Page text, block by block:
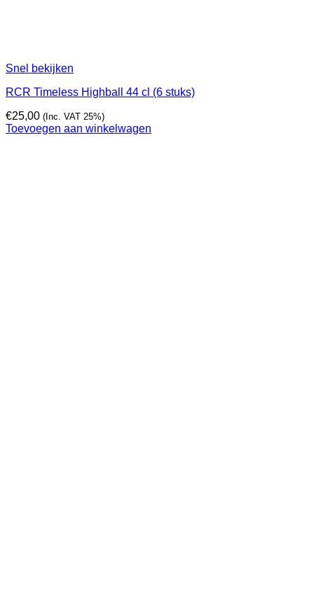
Snel bekijken
RCR Timeless Highball 44 cl (6 stuks)
€25,00 (Inc. VAT 25%)
Toevoegen aan winkelwagen